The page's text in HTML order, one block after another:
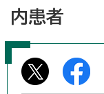
内患者